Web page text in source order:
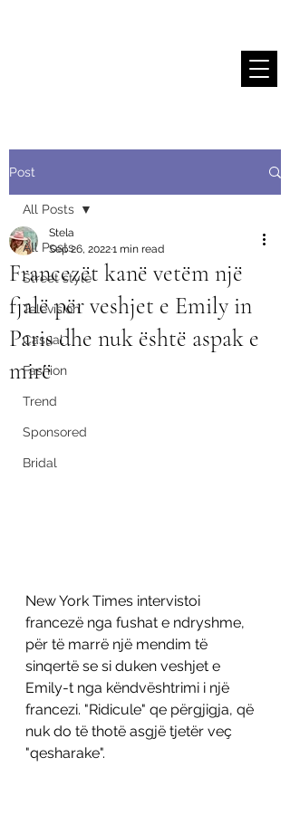
Post
All Posts
Street style
Television
Casual
Fashion
Trend
Sponsored
Bridal
All Posts
Francezët kanë vetëm një
fjalë për veshjet e Emily in
Paris dhe nuk është aspak e
mirë
Stela
Sep 26, 20221 min read
New York Times intervistoi
francezë nga fushat e ndryshme,
për të marrë një mendim të
sinqertë se si duken veshjet e
Emily-t nga këndvështrimi i një
francezi. "Ridicule" qe përgjigja, që
nuk do të thotë asgjë tjetër veç
"qesharake".